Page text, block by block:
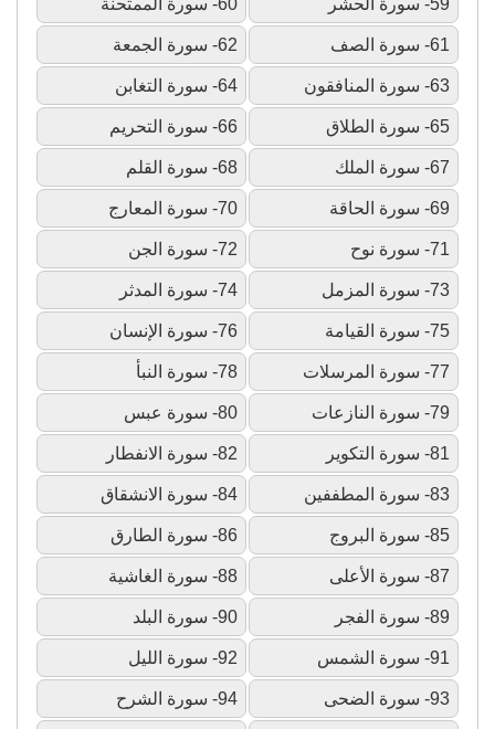
59- سورة الحشر 60- سورة الممتحنة
61- سورة الصف 62- سورة الجمعة
63- سورة المنافقون 64- سورة التغابن
65- سورة الطلاق 66- سورة التحريم
67- سورة الملك 68- سورة القلم
69- سورة الحاقة 70- سورة المعارج
71- سورة نوح 72- سورة الجن
73- سورة المزمل 74- سورة المدثر
75- سورة القيامة 76- سورة الإنسان
77- سورة المرسلات 78- سورة النبأ
79- سورة النازعات 80- سورة عبس
81- سورة التكوير 82- سورة الانفطار
83- سورة المطففين 84- سورة الانشقاق
85- سورة البروج 86- سورة الطارق
87- سورة الأعلى 88- سورة الغاشية
89- سورة الفجر 90- سورة البلد
91- سورة الشمس 92- سورة الليل
93- سورة الضحى 94- سورة الشرح